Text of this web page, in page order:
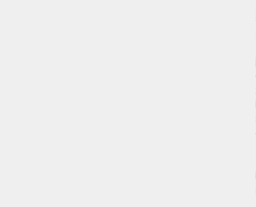
4,0 % (12/300) je imelo težave s srcem in
srčnih bolezni nasproten kot pri okužbah, tj.
boleznimi so bili vegani vsaj štiri leta ali
Najpogostejša in resna srčna bolezen je bila
miokarda (srčne mišice) in oslabljeno črpalno
velikih pasmah. Majhen odstotek teh nima
sproži vsak srčni utrip. Pomanjkanje lahko
Vendar pa je okrevanje možno z dodatki
dodajanjem teh dveh aminokislin, npr. s
Le za 3,7 % (11/300) psov so njihovi skrbniki
Zmanjšana raven beljakovin in maščob ter